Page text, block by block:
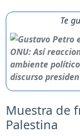
Te
Muestra de
Palestina